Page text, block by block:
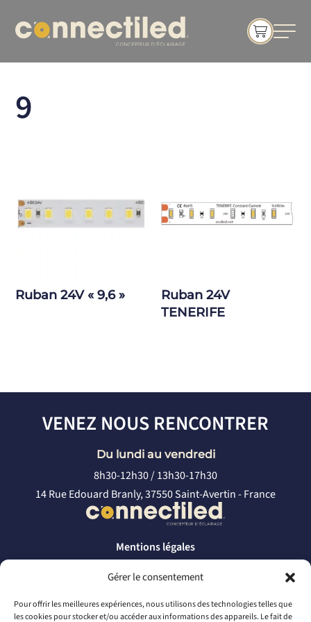
Gérer le consentement
Pour offrir les meilleures expériences, nous utilisons des technologies telles que
les cookies pour stocker et/ou accéder aux informations des appareils. Le fait de
9
Ruban 24V « 9,6 »
Ruban 24V
TENERIFE
VENEZ NOUS RENCONTRER
Du lundi au vendredi
8h30-12h30 / 13h30-17h30
14 Rue Edouard Branly, 37550 Saint-Avertin - France
Mentions légales
Politique de confidentialité
CONTACTEZ-NOUS